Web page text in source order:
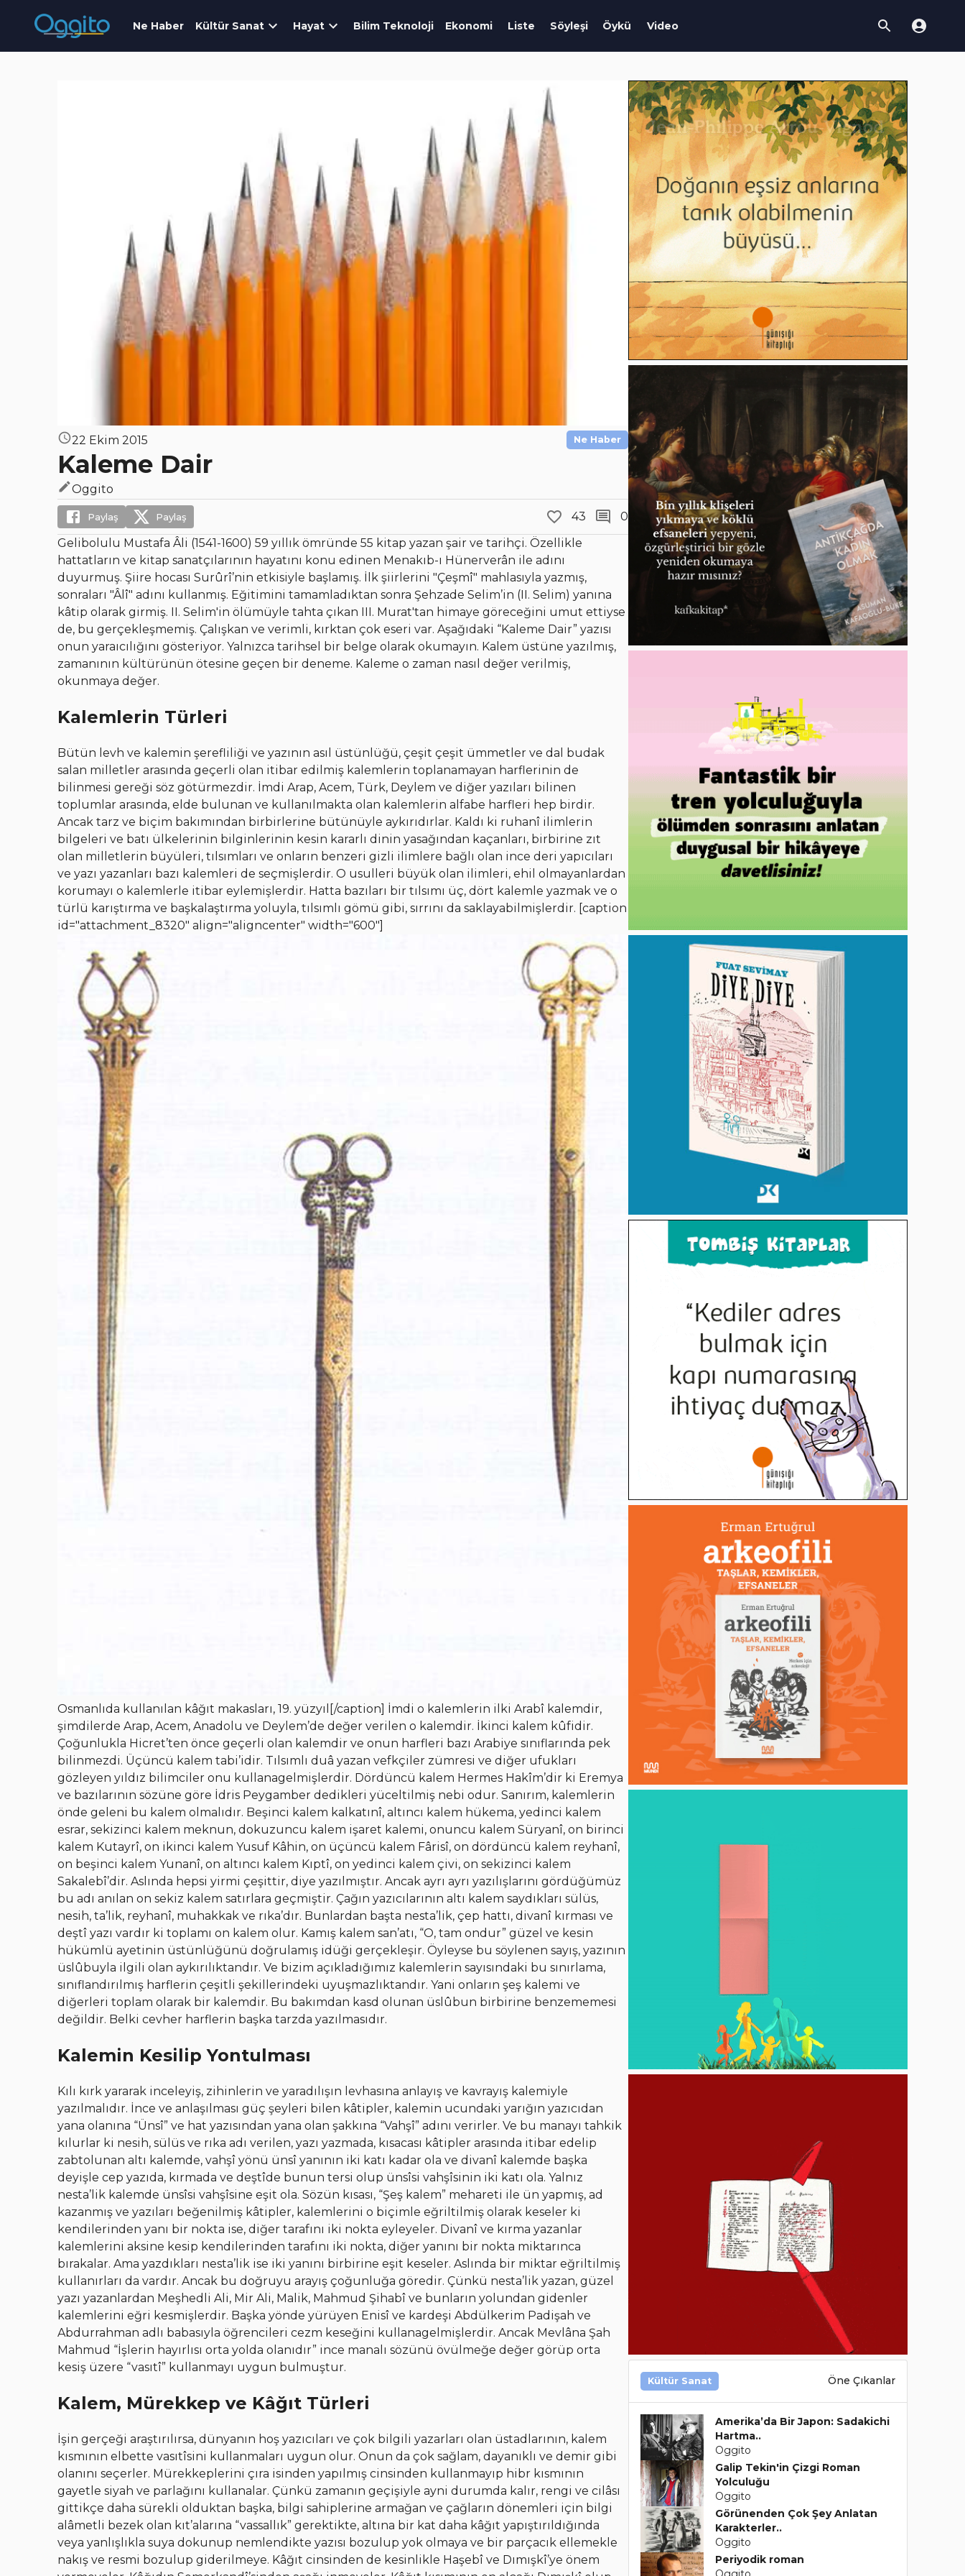
Ne Haber Kültür Sanat Hayat Bilim Teknoloji Ekonomi Liste Söyleşi Öykü Video
22 Ekim 2015 Ne Haber
Kaleme Dair
Oggito
Paylaş Paylaş 43
0
Gelibolulu Mustafa Âli (1541-1600) 59 yıllık ömründe 55 kitap yazan şair ve tarihçi. Özellikle
hattatların ve kitap sanatçılarının hayatını konu edinen Menakıb-ı Hünerverân ile adını
duyurmuş. Şiire hocası Surûrî’nin etkisiyle başlamış. İlk şiirlerini "Çeşmî" mahlasıyla yazmış,
sonraları "Âlî" adını kullanmış. Eğitimini tamamladıktan sonra Şehzade Selim’in (II. Selim) yanına
kâtip olarak girmiş. II. Selim'in ölümüyle tahta çıkan III. Murat'tan himaye göreceğini umut ettiyse
de, bu gerçekleşmemiş. Çalışkan ve verimli, kırktan çok eseri var. Aşağıdaki “Kaleme Dair” yazısı
onun yaraıcılığını gösteriyor. Yalnızca tarihsel bir belge olarak okumayın. Kalem üstüne yazılmış,
zamanının kültürünün ötesine geçen bir deneme. Kaleme o zaman nasıl değer verilmiş,
okunmaya değer.
Kalemlerin Türleri
Bütün levh ve kalemin şerefliliği ve yazının asıl üstünlüğü, çeşit çeşit ümmetler ve dal budak
salan milletler arasında geçerli olan itibar edilmiş kalemlerin toplanamayan harflerinin de
bilinmesi gereği söz götürmezdir. İmdi Arap, Acem, Türk, Deylem ve diğer yazıları bilinen
toplumlar arasında, elde bulunan ve kullanılmakta olan kalemlerin alfabe harfleri hep birdir.
Ancak tarz ve biçim bakımından birbirlerine bütünüyle aykırıdırlar. Kaldı ki ruhanî ilimlerin
bilgeleri ve batı ülkelerinin bilginlerinin kesin kararlı dinin yasağından kaçanları, birbirine zıt
olan milletlerin büyüleri, tılsımları ve onların benzeri gizli ilimlere bağlı olan ince deri yapıcıları
ve yazı yazanları bazı kalemleri de seçmişlerdir. O usulleri büyük olan ilimleri, ehil olmayanlardan
korumayı o kalemlerle itibar eylemişlerdir. Hatta bazıları bir tılsımı üç, dört kalemle yazmak ve o
türlü karıştırma ve başkalaştırma yoluyla, tılsımlı gömü gibi, sırrını da saklayabilmişlerdir. [caption
id="attachment_8320" align="aligncenter" width="600"]
Osmanlıda kullanılan kâğıt makasları, 19. yüzyıl[/caption] İmdi o kalemlerin ilki Arabî kalemdir,
şimdilerde Arap, Acem, Anadolu ve Deylem’de değer verilen o kalemdir. İkinci kalem kûfidir.
Çoğunlukla Hicret’ten önce geçerli olan kalemdir ve onun harfleri bazı Arabiye sınıflarında pek
bilinmezdi. Üçüncü kalem tabi’idir. Tılsımlı duâ yazan vefkçiler zümresi ve diğer ufukları
gözleyen yıldız bilimciler onu kullanagelmişlerdir. Dördüncü kalem Hermes Hakîm’dir ki Eremya
ve bazılarının sözüne göre İdris Peygamber dedikleri yüceltilmiş nebi odur. Sanırım, kalemlerin
önde geleni bu kalem olmalıdır. Beşinci kalem kalkatınî, altıncı kalem hükema, yedinci kalem
esrar, sekizinci kalem meknun, dokuzuncu kalem işaret kalemi, onuncu kalem Süryanî, on birinci
kalem Kutayrî, on ikinci kalem Yusuf Kâhin, on üçüncü kalem Fârisî, on dördüncü kalem reyhanî,
on beşinci kalem Yunanî, on altıncı kalem Kıptî, on yedinci kalem çivi, on sekizinci kalem
Sakalebî’dir. Aslında hepsi yirmi çeşittir, diye yazılmıştır. Ancak ayrı ayrı yazılışlarını gördüğümüz
bu adı anılan on sekiz kalem satırlara geçmiştir. Çağın yazıcılarının altı kalem saydıkları sülüs,
nesih, ta’lik, reyhanî, muhakkak ve rıka’dır. Bunlardan başta nesta’lik, çep hattı, divanî kırması ve
deştî yazı vardır ki toplamı on kalem olur. Kamış kalem san’atı, “O, tam ondur” güzel ve kesin
hükümlü ayetinin üstünlüğünü doğrulamış idüği gerçekleşir. Öyleyse bu söylenen sayış, yazının
üslûbuyla ilgili olan aykırılıktandır. Ve bizim açıkladığımız kalemlerin sayısındaki bu sınırlama,
sınıflandırılmış harflerin çeşitli şekillerindeki uyuşmazlıktandır. Yani onların şeş kalemi ve
diğerleri toplam olarak bir kalemdir. Bu bakımdan kasd olunan üslûbun birbirine benzememesi
değildir. Belki cevher harflerin başka tarzda yazılmasıdır.
Kalemin Kesilip Yontulması
Kılı kırk yararak inceleyiş, zihinlerin ve yaradılışın levhasına anlayış ve kavrayış kalemiyle
yazılmalıdır. İnce ve anlaşılması güç şeyleri bilen kâtipler, kalemin ucundaki yarığın yazıcıdan
yana olanına “Ünsî” ve hat yazısından yana olan şakkına “Vahşî” adını verirler. Ve bu manayı tahkik
kılurlar ki nesih, sülüs ve rıka adı verilen, yazı yazmada, kısacası kâtipler arasında itibar edelip
zabtolunan altı kalemde, vahşî yönü ünsî yanının iki katı kadar ola ve divanî kalemde başka
deyişle cep yazıda, kırmada ve deştîde bunun tersi olup ünsîsi vahşîsinin iki katı ola. Yalnız
nesta’lik kalemde ünsîsi vahşîsine eşit ola. Sözün kısası, “Şeş kalem” mehareti ile ün yapmış, ad
kazanmış ve yazıları beğenilmiş kâtipler, kalemlerini o biçimle eğriltilmiş olarak keseler ki
kendilerinden yanı bir nokta ise, diğer tarafını iki nokta eyleyeler. Divanî ve kırma yazanlar
kalemlerini aksine kesip kendilerinden tarafını iki nokta, diğer yanını bir nokta miktarınca
bırakalar. Ama yazdıkları nesta’lik ise iki yanını birbirine eşit keseler. Aslında bir miktar eğriltilmiş
kullanırları da vardır. Ancak bu doğruyu arayış çoğunluğa göredir. Çünkü nesta’lik yazan, güzel
yazı yazanlardan Meşhedli Ali, Mir Ali, Malik, Mahmud Şihabî ve bunların yolundan gidenler
kalemlerini eğri kesmişlerdir. Başka yönde yürüyen Enisî ve kardeşi Abdülkerim Padişah ve
Abdurrahman adlı babasıyla öğrencileri cezm keseğini kullanagelmişlerdir. Ancak Mevlâna Şah
Mahmud “İşlerin hayırlısı orta yolda olanıdır” ince manalı sözünü övülmeğe değer görüp orta
kesiş üzere “vasıtî” kullanmayı uygun bulmuştur.
Kalem, Mürekkep ve Kâğıt Türleri
İşin gerçeği araştırılırsa, dünyanın hoş yazıcıları ve çok bilgili yazarları olan üstadlarının, kalem
kısmının elbette vasıtîsini kullanmaları uygun olur. Onun da çok sağlam, dayanıklı ve demir gibi
olanını seçerler. Mürekkeplerini çıra isinden yapılmış cinsinden kullanmayıp hibr kısmının
gayetle siyah ve parlağını kullanalar. Çünkü zamanın geçişiyle ayni durumda kalır, rengi ve cilâsı
gittikçe daha sürekli olduktan başka, bilgi sahiplerine armağan ve çağların dönemleri için bilgi
alâmetli bezek olan kıt’alarına “vassallık” gerektikte, altına bir kat daha kâğıt yapıştırıldığında
veya yanlışlıkla suya dokunup nemlendikte yazısı bozulup yok olmaya ve bir parçacık ellemekle
nakış ve resmi bozulup giderilmeye. Kâğıt cinsinden de kesinlikle Haşebî ve Dımışkî’ye önem
Kültür Sanat Öne Çıkanlar
Amerika’da Bir Japon: Sadakichi
Hartma..
Oggito
Galip Tekin'in Çizgi Roman
Yolculuğu
Oggito
Görünenden Çok Şey Anlatan
Karakterler..
Oggito
Periyodik roman